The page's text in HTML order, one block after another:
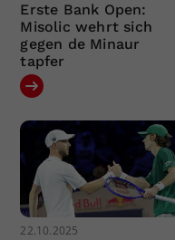
Erste Bank Open:
Misolic wehrt sich
gegen de Minaur
tapfer
22.10.2025